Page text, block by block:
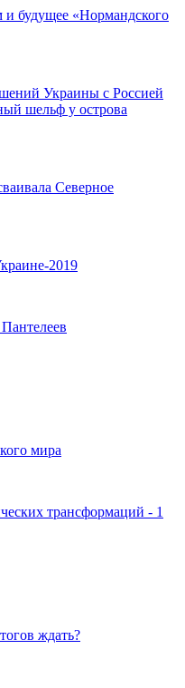
будущее «Нормандского
Украины с Россией
шельф у острова
Северное
2019
мира
трансформаций - 1
ждать?